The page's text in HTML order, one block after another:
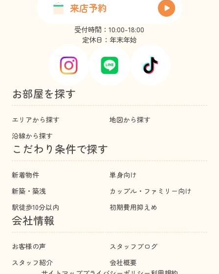
来店予約
受付時間：10:00-18:00
定休日：年末年始
お部屋を探す
エリアから探す
地図から探す
沿線から探す
こだわり条件で探す
新着物件
単身向け
新築・築浅
カップル・ファミリー向け
駅徒歩10分以内
初期費用抑えめ
会社情報
お客様の声
スタッフブログ
スタッフ紹介
会社概要